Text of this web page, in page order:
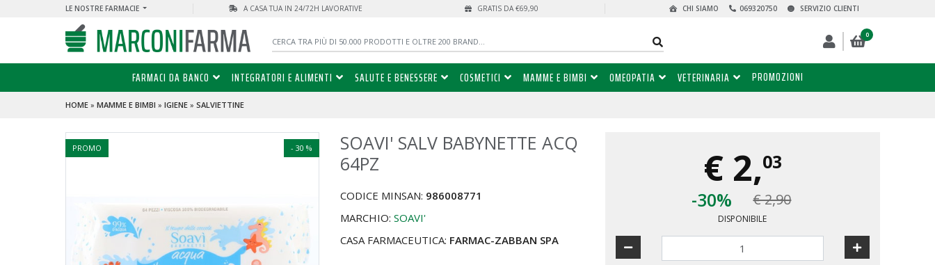
LE NOSTRE FARMACIE A CASA TUA IN 24/72H LAVORATIVE GRATIS DA €69,90 SERVIZIO CLIENTI
069320750
CHI SIAMO
0
FARMACI DA BANCO INTEGRATORI E ALIMENTI SALUTE E BENESSERE COSMETICI MAMME E BIMBI OMEOPATIA VETERINARIA PROMOZIONI
HOME» MAMME E BIMBI » IGIENE» SALVIETTINE
- 30 %
PROMO
SOAVI' SALV BABYNETTE ACQ
64PZ
CODICE MINSAN: 986008771
MARCHIO:SOAVI'
CASA FARMACEUTICA: FARMAC-ZABBAN SPA
€ 2,03
-30%
€ 2,90
DISPONIBILE